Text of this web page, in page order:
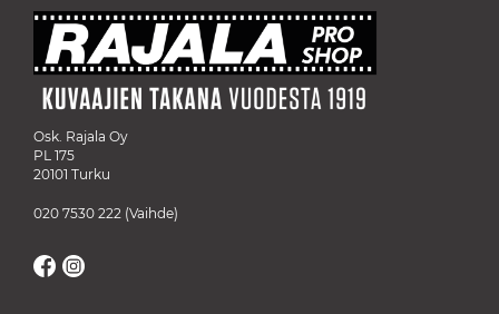
Osk. Rajala Oy
PL 175
20101 Turku
020 7530 222 (Vaihde)